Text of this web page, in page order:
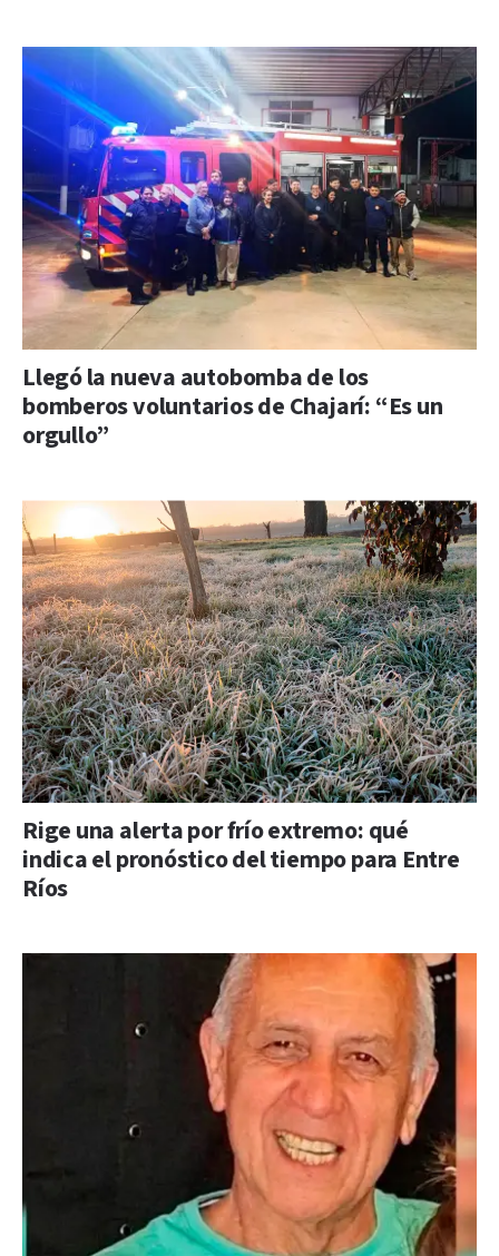
Llegó la nueva autobomba de los
bomberos voluntarios de Chajarí: “Es un
orgullo”
Rige una alerta por frío extremo: qué
indica el pronóstico del tiempo para Entre
Ríos